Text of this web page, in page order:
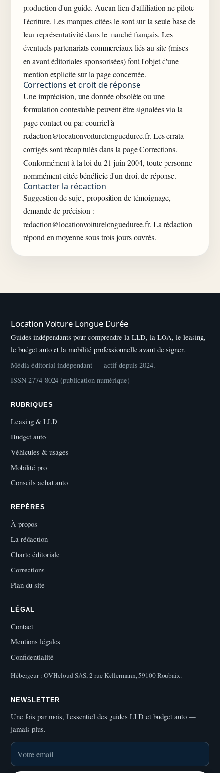
production d'un guide. Aucun lien d'affiliation ne pilote
l'écriture. Les marques citées le sont sur la seule base de
leur représentativité dans le marché français. Les
éventuels partenariats commerciaux liés au site (mises
en avant éditoriales sponsorisées) font l'objet d'une
mention explicite sur la page concernée.
Corrections et droit de réponse
Une imprécision, une donnée obsolète ou une
formulation contestable peuvent être signalées via la
page contactou par courriel à
redaction@locationvoiturelongueduree.fr. Les errata
corrigés sont récapitulés dans la pageCorrections.
Conformément à la loi du 21 juin 2004, toute personne
nommément citée bénéficie d'un droit de réponse.
Contacter la rédaction
Suggestion de sujet, proposition de témoignage,
demande de précision :
redaction@locationvoiturelongueduree.fr. La rédaction
répond en moyenne sous trois jours ouvrés.
Location Voiture Longue Durée
Guides indépendants pour comprendre la LLD, la LOA, le leasing,
le budget auto et la mobilité professionnelle avant de signer.
Média éditorial indépendant — actif depuis 2024.
ISSN 2774-8024 (publication numérique)
RUBRIQUES
Leasing & LLD
Budget auto
Véhicules & usages
Mobilité pro
Conseils achat auto
REPÈRES
À propos
La rédaction
Charte éditoriale
Corrections
Plan du site
LÉGAL
Contact
Mentions légales
Confidentialité
Hébergeur : OVHcloud SAS, 2 rue Kellermann, 59100 Roubaix.
NEWSLETTER
Une fois par mois, l'essentiel des guides LLD et budget auto —
jamais plus.